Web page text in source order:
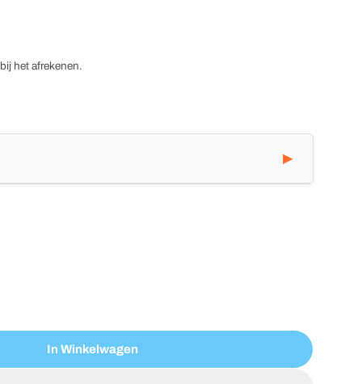
het afrekenen.
Horloge Kind Verlagen
GPS Horloge Kind Verhogen
In Winkelwagen